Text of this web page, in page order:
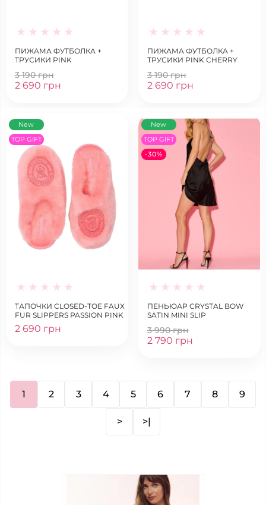
ПИЖАМА ФУТБОЛКА +
ТРУСИКИ PINK
3 190 грн
2 690 грн
ПИЖАМА ФУТБОЛКА +
ТРУСИКИ PINK CHERRY
3 190 грн
2 690 грн
New
TOP GIFT
ТАПОЧКИ CLOSED-TOE FAUX
FUR SLIPPERS PASSION PINK
2 690 грн
New
TOP GIFT
-30%
ПЕНЬЮАР CRYSTAL BOW
SATIN MINI SLIP
3 990 грн
2 790 грн
1 2 3 4 5 6 7 8 9
> >|